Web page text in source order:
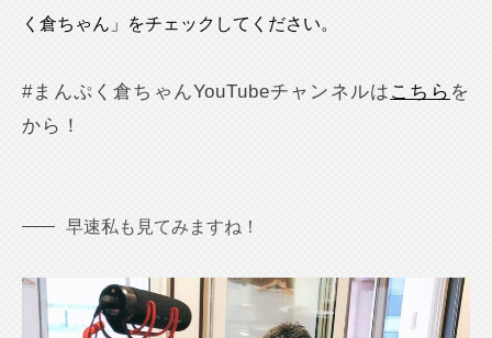
く倉ちゃん」をチェックしてください。
#まんぷく倉ちゃんYouTubeチャンネルは こちら を
から！
早速私も見てみますね！